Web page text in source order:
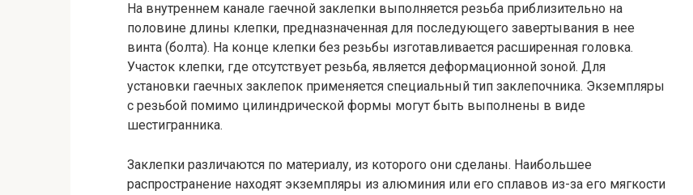
На внутреннем канале гаечной заклепки выполняется резьба приблизительно на
половине длины клепки, предназначенная для последующего завертывания в нее
винта (болта). На конце клепки без резьбы изготавливается расширенная головка.
Участок клепки, где отсутствует резьба, является деформационной зоной. Для
установки гаечных заклепок применяется специальный тип заклепочника. Экземпляры
с резьбой помимо цилиндрической формы могут быть выполнены в виде
шестигранника.
Заклепки различаются по материалу, из которого они сделаны. Наибольшее
распространение находят экземпляры из алюминия или его сплавов из-за его мягкости